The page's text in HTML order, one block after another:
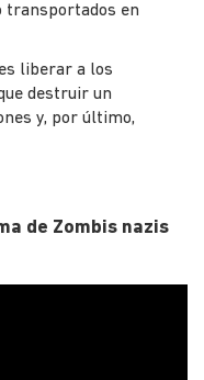
transportados en
liberar a los
destruir un
y, por último,
de Zombis nazis